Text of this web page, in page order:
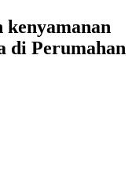
kenyamanan
di Perumahan